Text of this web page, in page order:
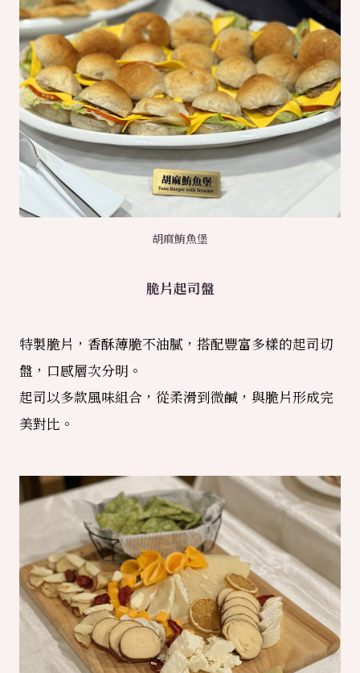
胡麻鮪魚堡
脆片起司盤
特製脆片，香酥薄脆不油膩，搭配豐富多樣的起司切
盤，口感層次分明。
起司以多款風味組合，從柔滑到微鹹，與脆片形成完
美對比。